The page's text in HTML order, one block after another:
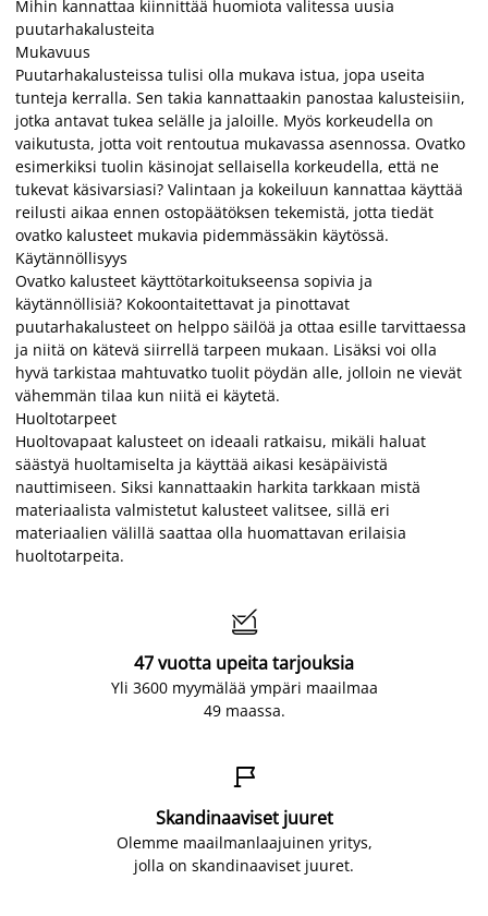
Mihin kannattaa kiinnittää huomiota valitessa uusia
puutarhakalusteita
Mukavuus
Puutarhakalusteissa tulisi olla mukava istua, jopa useita
tunteja kerralla. Sen takia kannattaakin panostaa kalusteisiin,
jotka antavat tukea selälle ja jaloille. Myös korkeudella on
vaikutusta, jotta voit rentoutua mukavassa asennossa. Ovatko
esimerkiksi tuolin käsinojat sellaisella korkeudella, että ne
tukevat käsivarsiasi? Valintaan ja kokeiluun kannattaa käyttää
reilusti aikaa ennen ostopäätöksen tekemistä, jotta tiedät
ovatko kalusteet mukavia pidemmässäkin käytössä.
Käytännöllisyys
Ovatko kalusteet käyttötarkoitukseensa sopivia ja
käytännöllisiä? Kokoontaitettavat ja pinottavat
puutarhakalusteet on helppo säilöä ja ottaa esille tarvittaessa
ja niitä on kätevä siirrellä tarpeen mukaan. Lisäksi voi olla
hyvä tarkistaa mahtuvatko tuolit pöydän alle, jolloin ne vievät
vähemmän tilaa kun niitä ei käytetä.
Huoltotarpeet
Huoltovapaat kalusteet on ideaali ratkaisu, mikäli haluat
säästyä huoltamiselta ja käyttää aikasi kesäpäivistä
nauttimiseen. Siksi kannattaakin harkita tarkkaan mistä
materiaalista valmistetut kalusteet valitsee, sillä eri
materiaalien välillä saattaa olla huomattavan erilaisia
huoltotarpeita.

47 vuotta upeita tarjouksia
Yli 3600 myymälää ympäri maailmaa
49 maassa.

Skandinaaviset juuret
Olemme maailmanlaajuinen yritys,
jolla on skandinaaviset juuret.